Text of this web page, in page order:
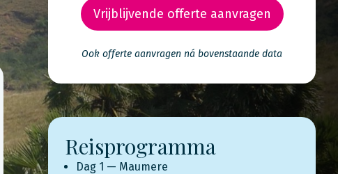
Vrijblijvende offerte aanvragen
Ook offerte aanvragen ná bovenstaande data
Reisprogramma
Dag 1 — Maumere